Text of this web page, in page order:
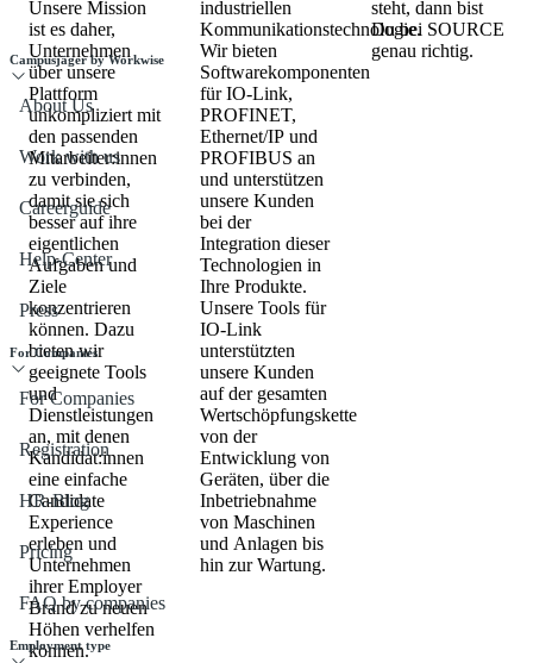
Unsere Mission
ist es daher,
Unternehmen
über unsere
Plattform
unkompliziert mit
den passenden
Mitarbeiter:innen
zu verbinden,
damit sie sich
besser auf ihre
eigentlichen
Aufgaben und
Ziele
konzentrieren
können. Dazu
bieten wir
geeignete Tools
und
Dienstleistungen
an, mit denen
Kandidat:innen
eine einfache
Candidate
Experience
erleben und
Unternehmen
ihrer Employer
Brand zu neuen
Höhen verhelfen
können.
industriellen
Kommunikationstechnologie.
Wir bieten
Softwarekomponenten
für IO-Link,
PROFINET,
Ethernet/IP und
PROFIBUS an
und unterstützen
unsere Kunden
bei der
Integration dieser
Technologien in
Ihre Produkte.
Unsere Tools für
IO-Link
unterstützten
unsere Kunden
auf der gesamten
Wertschöpfungskette
von der
Entwicklung von
Geräten, über die
Inbetriebnahme
von Maschinen
und Anlagen bis
hin zur Wartung.
steht, dann bist
Du bei SOURCE
genau richtig.
Campusjäger by Workwise
About Us
Work with us
Careerguide
Help-Center
Press
For Companies
For Companies
Registration
HR-Blog
Pricing
FAQ by companies
Employment type